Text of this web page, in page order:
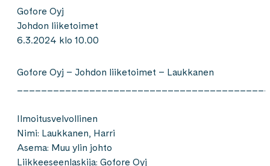
Gofore Oyj
Johdon liiketoimet
6.3.2024 klo 10.00
Gofore Oyj – Johdon liiketoimet – Laukkanen
Ilmoitusvelvollinen
Nimi: Laukkanen, Harri
Asema: Muu ylin johto
Liikkeeseenlaskija: Gofore Oyj